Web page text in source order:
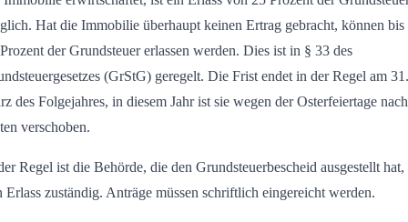
Hat die Immobilie überhaupt keinen Ertrag gebracht, können bis
der Grundsteuer erlassen werden. Dies ist in § 33 des
(GrStG) geregelt. Die Frist endet in der Regel am 31.
des Folgejahres, in diesem Jahr ist sie wegen der Osterfeiertage nach
verschoben.
Regel ist die Behörde, die den Grundsteuerbescheid ausgestellt
Erlass zuständig. Anträge müssen schriftlich eingereicht werden.